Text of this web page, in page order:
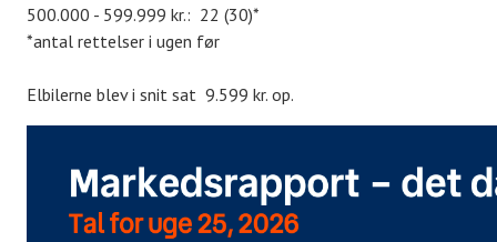
500.000 - 599.999 kr.: 22 (30)*
*antal rettelser i ugen før
Elbilerne blev i snit sat 9.599 kr. op.